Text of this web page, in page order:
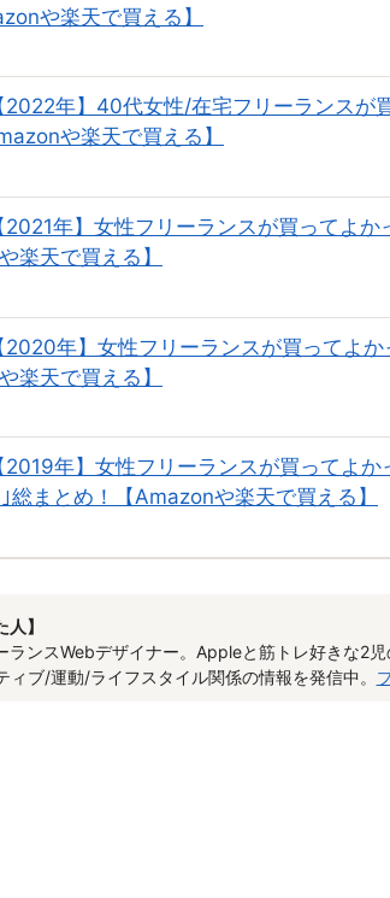
や楽天で買える】
2022年】40代女性/在宅フリーランスが
や楽天で買える】
2021年】女性フリーランスが買ってよか
楽天で買える】
2020年】女性フリーランスが買ってよか
楽天で買える】
2019年】女性フリーランスが買ってよ
総まとめ！【Amazonや楽天で買える】
】
ランスWebデザイナー。Appleと筋トレ好きな2
ブ/運動/ライフスタイル関係の情報を発信中。